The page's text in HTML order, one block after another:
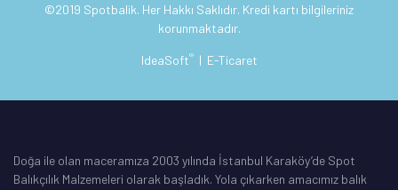
©2019 Spotbalik. Her Hakkı Saklıdır. Kredi kartı bilgileriniz
korunmaktadır.
IdeaSoft® | E-Ticaret
Doğa ile olan maceramıza 2003 yılında İstanbul Karaköy’de Spot
Balıkçılık Malzemeleri olarak başladık. Yola çıkarken amacımız balık